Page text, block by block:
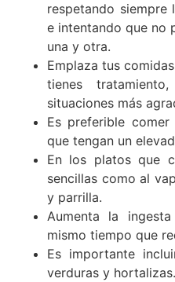
respetando siempre
e intentando que no
una y otra.
Emplaza tus
tienes
situaciones más
Es preferible comer
que tengan un
En los platos que
sencillas como al
y parrilla.
Aumenta la
mismo tiempo que
Es importante
verduras y hortalizas.